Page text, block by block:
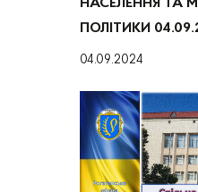
НАСЕЛЕННЯ ТА
ПОЛІТИКИ
04.09.2024